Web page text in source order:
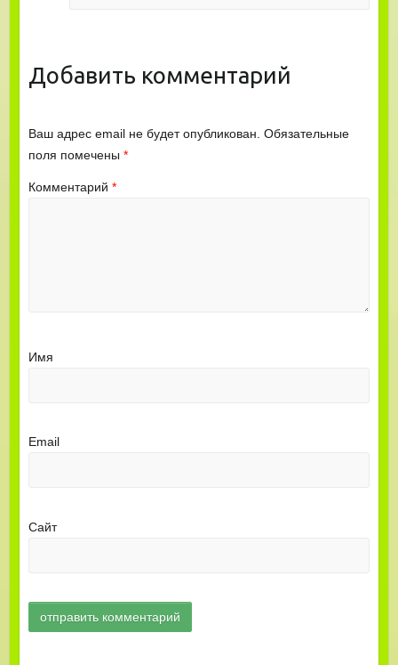
Добавить комментарий
Ваш адрес email не будет опубликован. Обязательные
поля помечены *
Комментарий *
Имя
Email
Сайт